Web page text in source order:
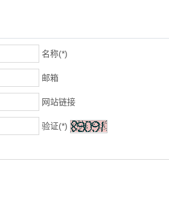
名称(*)
邮箱
网站链接
验证(*)